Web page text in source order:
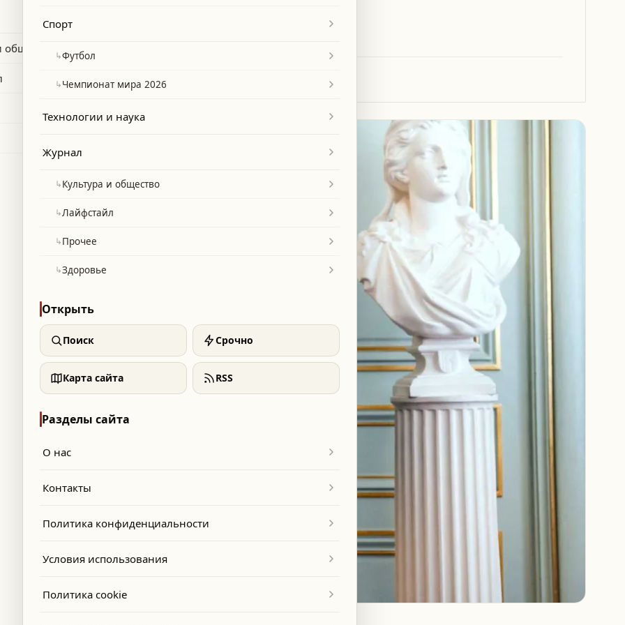
и борьбе с наркотрафиком, а также
1968 года.
Спорт
↳Футбол
↳Чемпионат мира 2026
Технологии и наука
Журнал
↳Культура и общество
↳Лайфстайл
↳Прочее
↳Здоровье
Открыть
Поиск Срочно
Карта сайта RSS
Разделы сайта
О нас
Контакты
Политика конфиденциальности
Условия использования
Политика cookie